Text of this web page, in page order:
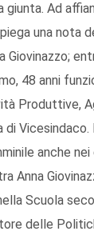
giunta. Ad
una nota
Giovinazzo;
48 anni
Produttive,
di
anche
Anna
Scuola
delle